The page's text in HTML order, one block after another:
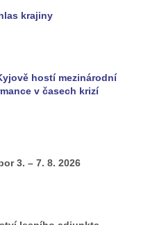
od Chouče
od Kozel
na Lovoš
krajiny
hostí mezinárodní
v časech krizí
3. – 7. 8. 2026